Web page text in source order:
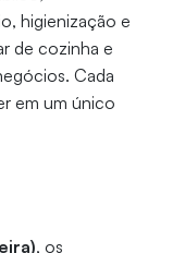
higienização e
de cozinha e
Cada
em um único
, os